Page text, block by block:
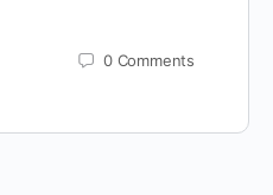
0 Comments